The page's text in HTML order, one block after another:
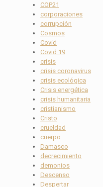
COP21
corporaciones
corrupción
Cosmos
Covid
Covid 19
crisis
crisis coronavirus
crisis ecológica
Crisis energética
crisis humanitaria
cristianismo
Cristo
crueldad
cuerpo
Damasco
decrecimiento
demonios
Descenso
Despertar